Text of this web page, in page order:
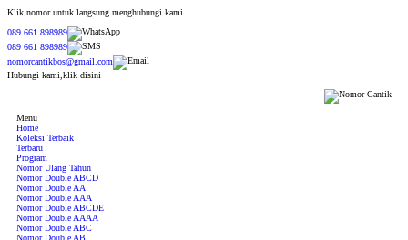
Klik nomor untuk langsung menghubungi kami
089 661 898989
089 661 898989
nomorcantikbos@gmail.com
Hubungi kami,klik disini
Menu
Home
Koleksi Terbaik
Terbaru
Program
Nomor Ulang Tahun
Nomor Double ABCD
Nomor Double AA
Nomor Double AAA
Nomor Double ABCDE
Nomor Double AAAA
Nomor Double ABC
Nomor Double AB